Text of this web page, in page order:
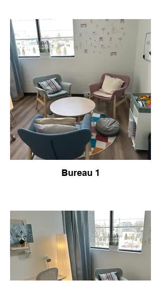
Bureau 1